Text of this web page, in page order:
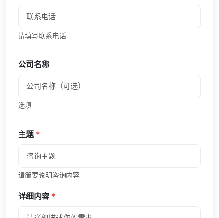
请填写联系电话
公司名称
选填
主题 *
请简要说明咨询内容
详细内容 *